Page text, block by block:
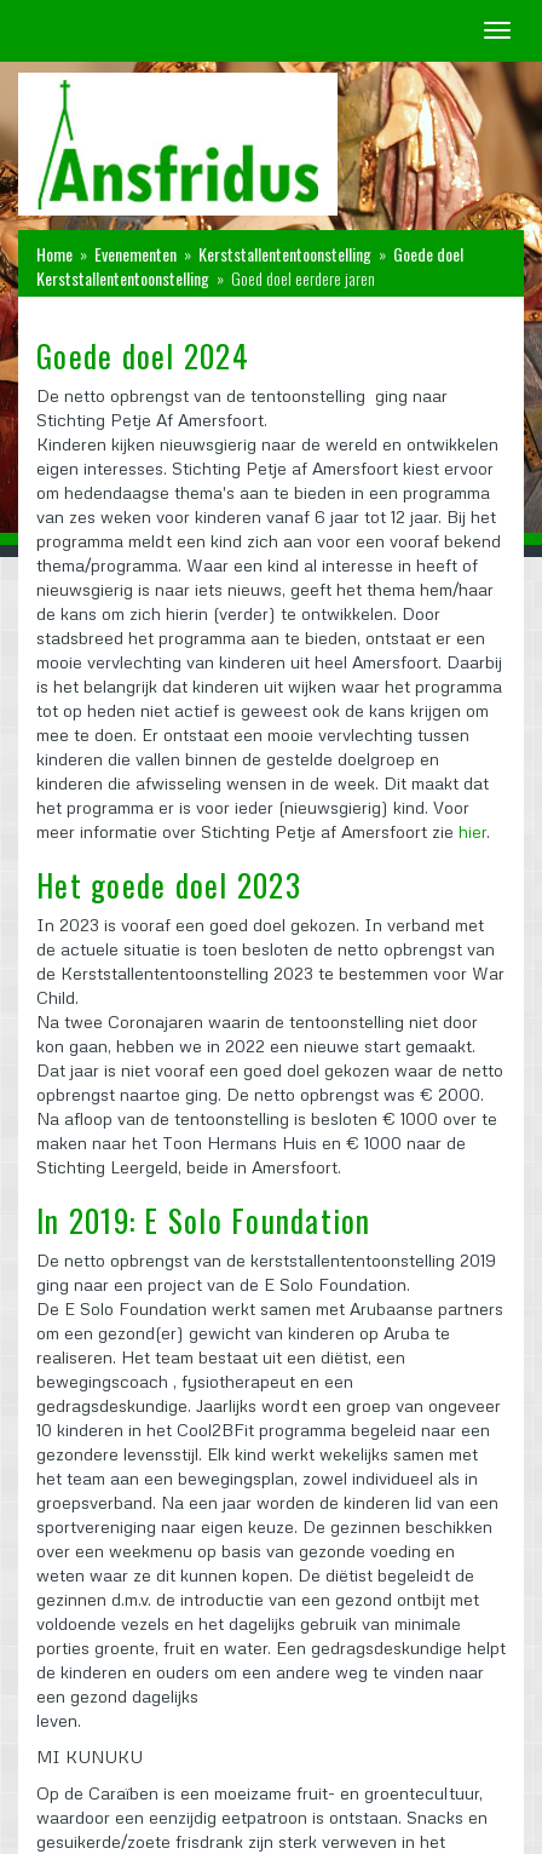
Home » Evenementen » Kerststallententoonstelling » Goede doel
Kerststallententoonstelling » Goed doel eerdere jaren
Goede doel 2024
De netto opbrengst van de tentoonstelling ging naar
Stichting Petje Af Amersfoort.
Kinderen kijken nieuwsgierig naar de wereld en ontwikkelen
eigen interesses. Stichting Petje af Amersfoort kiest ervoor
om hedendaagse thema's aan te bieden in een programma
van zes weken voor kinderen vanaf 6 jaar tot 12 jaar. Bij het
programma meldt een kind zich aan voor een vooraf bekend
thema/programma. Waar een kind al interesse in heeft of
nieuwsgierig is naar iets nieuws, geeft het thema hem/haar
de kans om zich hierin (verder) te ontwikkelen. Door
stadsbreed het programma aan te bieden, ontstaat er een
mooie vervlechting van kinderen uit heel Amersfoort. Daarbij
is het belangrijk dat kinderen uit wijken waar het programma
tot op heden niet actief is geweest ook de kans krijgen om
mee te doen. Er ontstaat een mooie vervlechting tussen
kinderen die vallen binnen de gestelde doelgroep en
kinderen die afwisseling wensen in de week. Dit maakt dat
het programma er is voor ieder (nieuwsgierig) kind. Voor
meer informatie over Stichting Petje af Amersfoort zie hier.
Het goede doel 2023
In 2023 is vooraf een goed doel gekozen. In verband met
de actuele situatie is toen besloten de netto opbrengst van
de Kerststallententoonstelling 2023 te bestemmen voor War
Child.
Na twee Coronajaren waarin de tentoonstelling niet door
kon gaan, hebben we in 2022 een nieuwe start gemaakt.
Dat jaar is niet vooraf een goed doel gekozen waar de netto
opbrengst naartoe ging. De netto opbrengst was € 2000.
Na afloop van de tentoonstelling is besloten € 1000 over te
maken naar het Toon Hermans Huis en € 1000 naar de
Stichting Leergeld, beide in Amersfoort.
In 2019: E Solo Foundation
De netto opbrengst van de kerststallententoonstelling 2019
ging naar een project van de E Solo Foundation.
De E Solo Foundation werkt samen met Arubaanse partners
om een gezond(er) gewicht van kinderen op Aruba te
realiseren. Het team bestaat uit een diëtist, een
bewegingscoach , fysiotherapeut en een
gedragsdeskundige. Jaarlijks wordt een groep van ongeveer
10 kinderen in het Cool2BFit programma begeleid naar een
gezondere levensstijl. Elk kind werkt wekelijks samen met
het team aan een bewegingsplan, zowel individueel als in
groepsverband. Na een jaar worden de kinderen lid van een
sportvereniging naar eigen keuze. De gezinnen beschikken
over een weekmenu op basis van gezonde voeding en
weten waar ze dit kunnen kopen. De diëtist begeleidt de
gezinnen d.m.v. de introductie van een gezond ontbijt met
voldoende vezels en het dagelijks gebruik van minimale
porties groente, fruit en water. Een gedragsdeskundige helpt
de kinderen en ouders om een andere weg te vinden naar
een gezond dagelijks
leven.
MI KUNUKU
Op de Caraïben is een moeizame fruit- en groentecultuur,
waardoor een eenzijdig eetpatroon is ontstaan. Snacks en
gesuikerde/zoete frisdrank zijn sterk verweven in het